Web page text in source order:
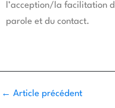
l’acception/la facilitation
parole et du contact.
← Article précédent